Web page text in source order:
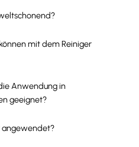
mit dem Reiniger
Anwendung in
geeignet?
angewendet?